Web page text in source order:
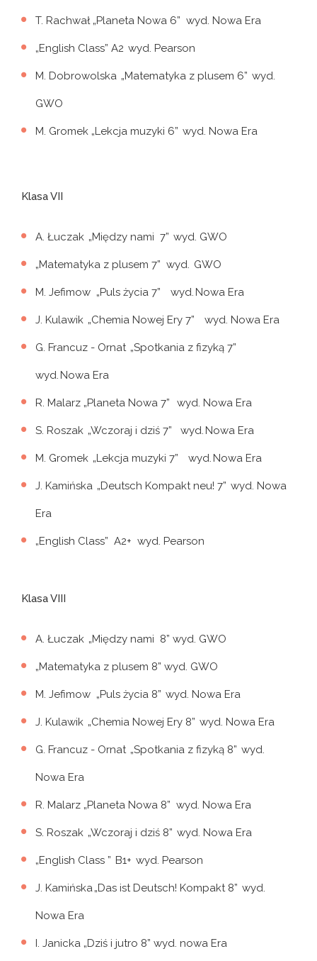
T. Rachwał „Planeta Nowa 6” wyd. Nowa Era
„English Class” A2 wyd. Pearson
M. Dobrowolska „Matematyka z plusem 6” wyd.
GWO
M. Gromek „Lekcja muzyki 6” wyd. Nowa Era
Klasa VII
A. Łuczak „Między nami 7” wyd. GWO
„Matematyka z plusem 7” wyd. GWO
M. Jefimow „Puls życia 7” wyd. Nowa Era
J. Kulawik „Chemia Nowej Ery 7” wyd. Nowa Era
G. Francuz - Ornat „Spotkania z fizyką 7”
wyd. Nowa Era
R. Malarz „Planeta Nowa 7” wyd. Nowa Era
S. Roszak „Wczoraj i dziś 7” wyd. Nowa Era
M. Gromek „Lekcja muzyki 7” wyd. Nowa Era
J. Kamińska „Deutsch Kompakt neu! 7” wyd. Nowa
Era
„English Class” A2+ wyd. Pearson
Klasa VIII
A. Łuczak „Między nami 8” wyd. GWO
„Matematyka z plusem 8” wyd. GWO
M. Jefimow „Puls życia 8” wyd. Nowa Era
J. Kulawik „Chemia Nowej Ery 8” wyd. Nowa Era
G. Francuz - Ornat „Spotkania z fizyką 8” wyd.
Nowa Era
R. Malarz „Planeta Nowa 8” wyd. Nowa Era
S. Roszak „Wczoraj i dziś 8” wyd. Nowa Era
„English Class ” B1+ wyd. Pearson
J. Kamińska „Das ist Deutsch! Kompakt 8” wyd.
Nowa Era
I. Janicka „Dziś i jutro 8” wyd. nowa Era